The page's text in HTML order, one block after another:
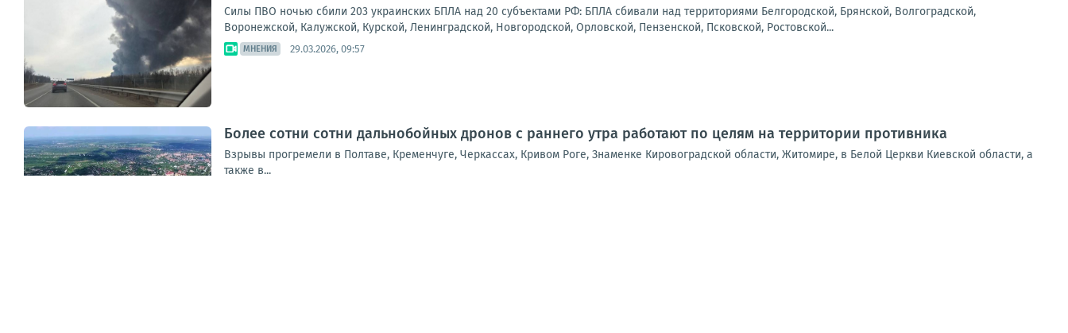
Силы ПВО ночью сбили 203 украинских БПЛА над 20 субъектами РФ: БПЛА сбивали над территориями Белгородской, Брянской, Волгоградской,
Воронежской, Калужской, Курской, Ленинградской, Новгородской, Орловской, Пензенской, Псковской, Ростовской...
МНЕНИЯ 29.03.2026, 09:57
Более сотни сотни дальнобойных дронов с раннего утра работают по целям на территории противника
Взрывы прогремели в Полтаве, Кременчуге, Черкассах, Кривом Роге, Знаменке Кировоградской области, Житомире, в Белой Церкви Киевской области, а
также в...